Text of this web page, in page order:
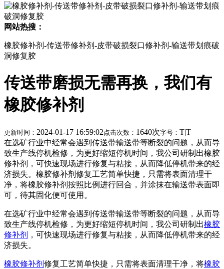
网站热搜：
橡胶修补剂-传送带修补剂-皮带破损裂口修补剂-输送带划痕破
洞修复胶
传送带磨损无需再换，我们有
橡胶修补剂
更新时间： 2024-01-17 16:59:02 点击次数： 1640次字号： T|T
在选矿行业中经常会遇到传送带输送带等断裂的问题，从而导
致生产线停机检修，为更好缩短停机时间，我公司研制出橡胶
修补剂，可快速现场进行修复与粘接，从而降低停机带来的经
济损失。橡胶修补剂修复工艺简单快捷，只需将表面清理干
净，将橡胶修补剂按照比例进行回合，并涂抹在输送带表面即
可，待其固化便可使用。
在选矿行业中经常会遇到传送带输送带等断裂的问题，从而导
致生产线停机检修，为更好缩短停机时间，我公司研制出橡胶
修补剂
，可快速现场进行修复与粘接，从而降低停机带来的经
济损失。
橡胶修补剂 修复工艺简单快捷，只需将表面清理干净，将橡胶